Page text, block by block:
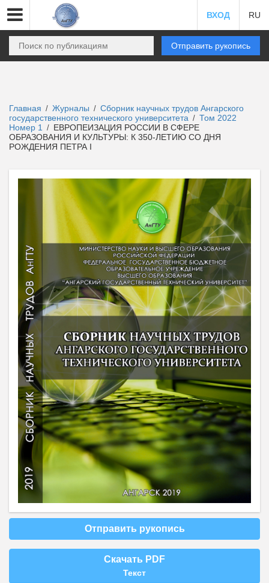
ВХОД RU
Отправить рукопись
Главная / Журналы / Сборник научных трудов Ангарского
государственного технического университета / Том 2022
Номер 1
/ ЕВРОПЕИЗАЦИЯ РОССИИ В СФЕРЕ
ОБРАЗОВАНИЯ И КУЛЬТУРЫ: К 350-ЛЕТИЮ СО ДНЯ
РОЖДЕНИЯ ПЕТРА I
Отправить рукопись
Скачать PDF
Текст